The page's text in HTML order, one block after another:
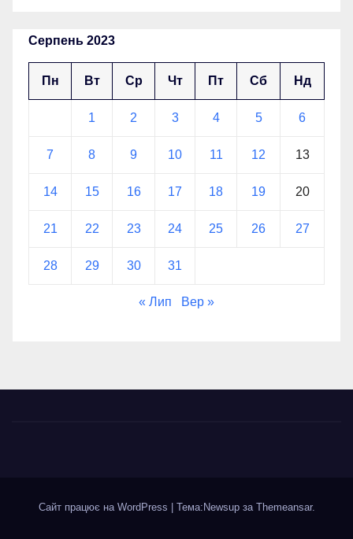
Серпень 2023
Пн Вт Ср Чт Пт Сб Нд
1 2 3 4 5 6
7 8 9 10 11 12 13
14 15 16 17 18 19 20
21 22 23 24 25 26 27
28 29 30 31
« Лип Вер »
Сайт працює на WordPress Тема:Newsup за Themeansar.